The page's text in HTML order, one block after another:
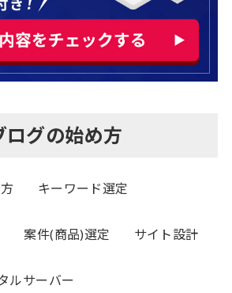
ログの始め方
キーワード選定
案件(商品)選定 サイト設計
ルサーバー